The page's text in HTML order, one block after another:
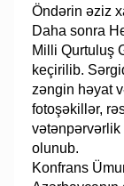
Öndərin əziz
Daha sonra
Milli Qurtuluş
keçirilib.
zəngin həyat
fotoşəkillər,
vətənpərvərlik
olunub.
Konfrans